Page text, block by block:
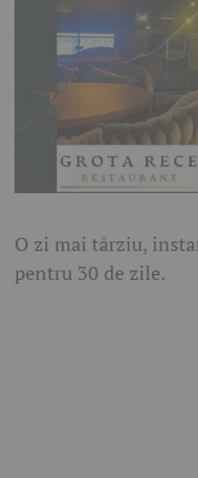
O zi mai târziu,
pentru 30 de zile.